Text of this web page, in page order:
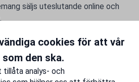
säljs uteslutande online och
problem
cookies för att vår
den ska.
tillåta analys- och